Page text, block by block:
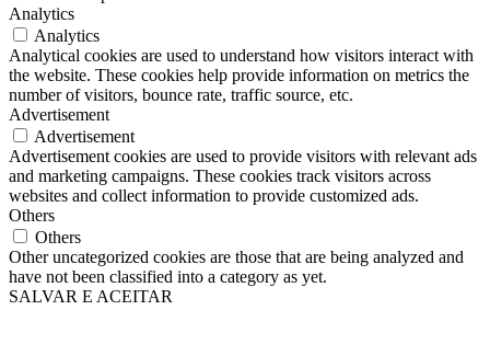
Analytics
Analytics
Analytical cookies are used to understand how visitors interact with
the website. These cookies help provide information on metrics the
number of visitors, bounce rate, traffic source, etc.
Advertisement
Advertisement
Advertisement cookies are used to provide visitors with relevant ads
and marketing campaigns. These cookies track visitors across
websites and collect information to provide customized ads.
Others
Others
Other uncategorized cookies are those that are being analyzed and
have not been classified into a category as yet.
SALVAR E ACEITAR